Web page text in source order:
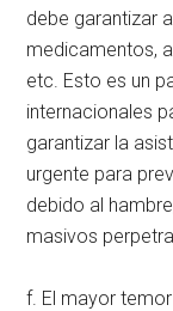
debe garantizar
medicamentos,
etc. Esto es un
internacionales
garantizar la
urgente para
debido al
masivos
f. El mayor